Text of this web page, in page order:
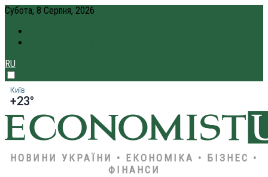
Субота, 8 Серпня, 2026
RU
Київ
+23°
НОВИНИ УКРАЇНИ • ЕКОНОМІКА • БІЗНЕС •
ФІНАНСИ